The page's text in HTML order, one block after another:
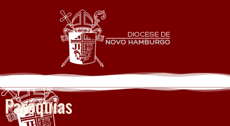
Paróquias